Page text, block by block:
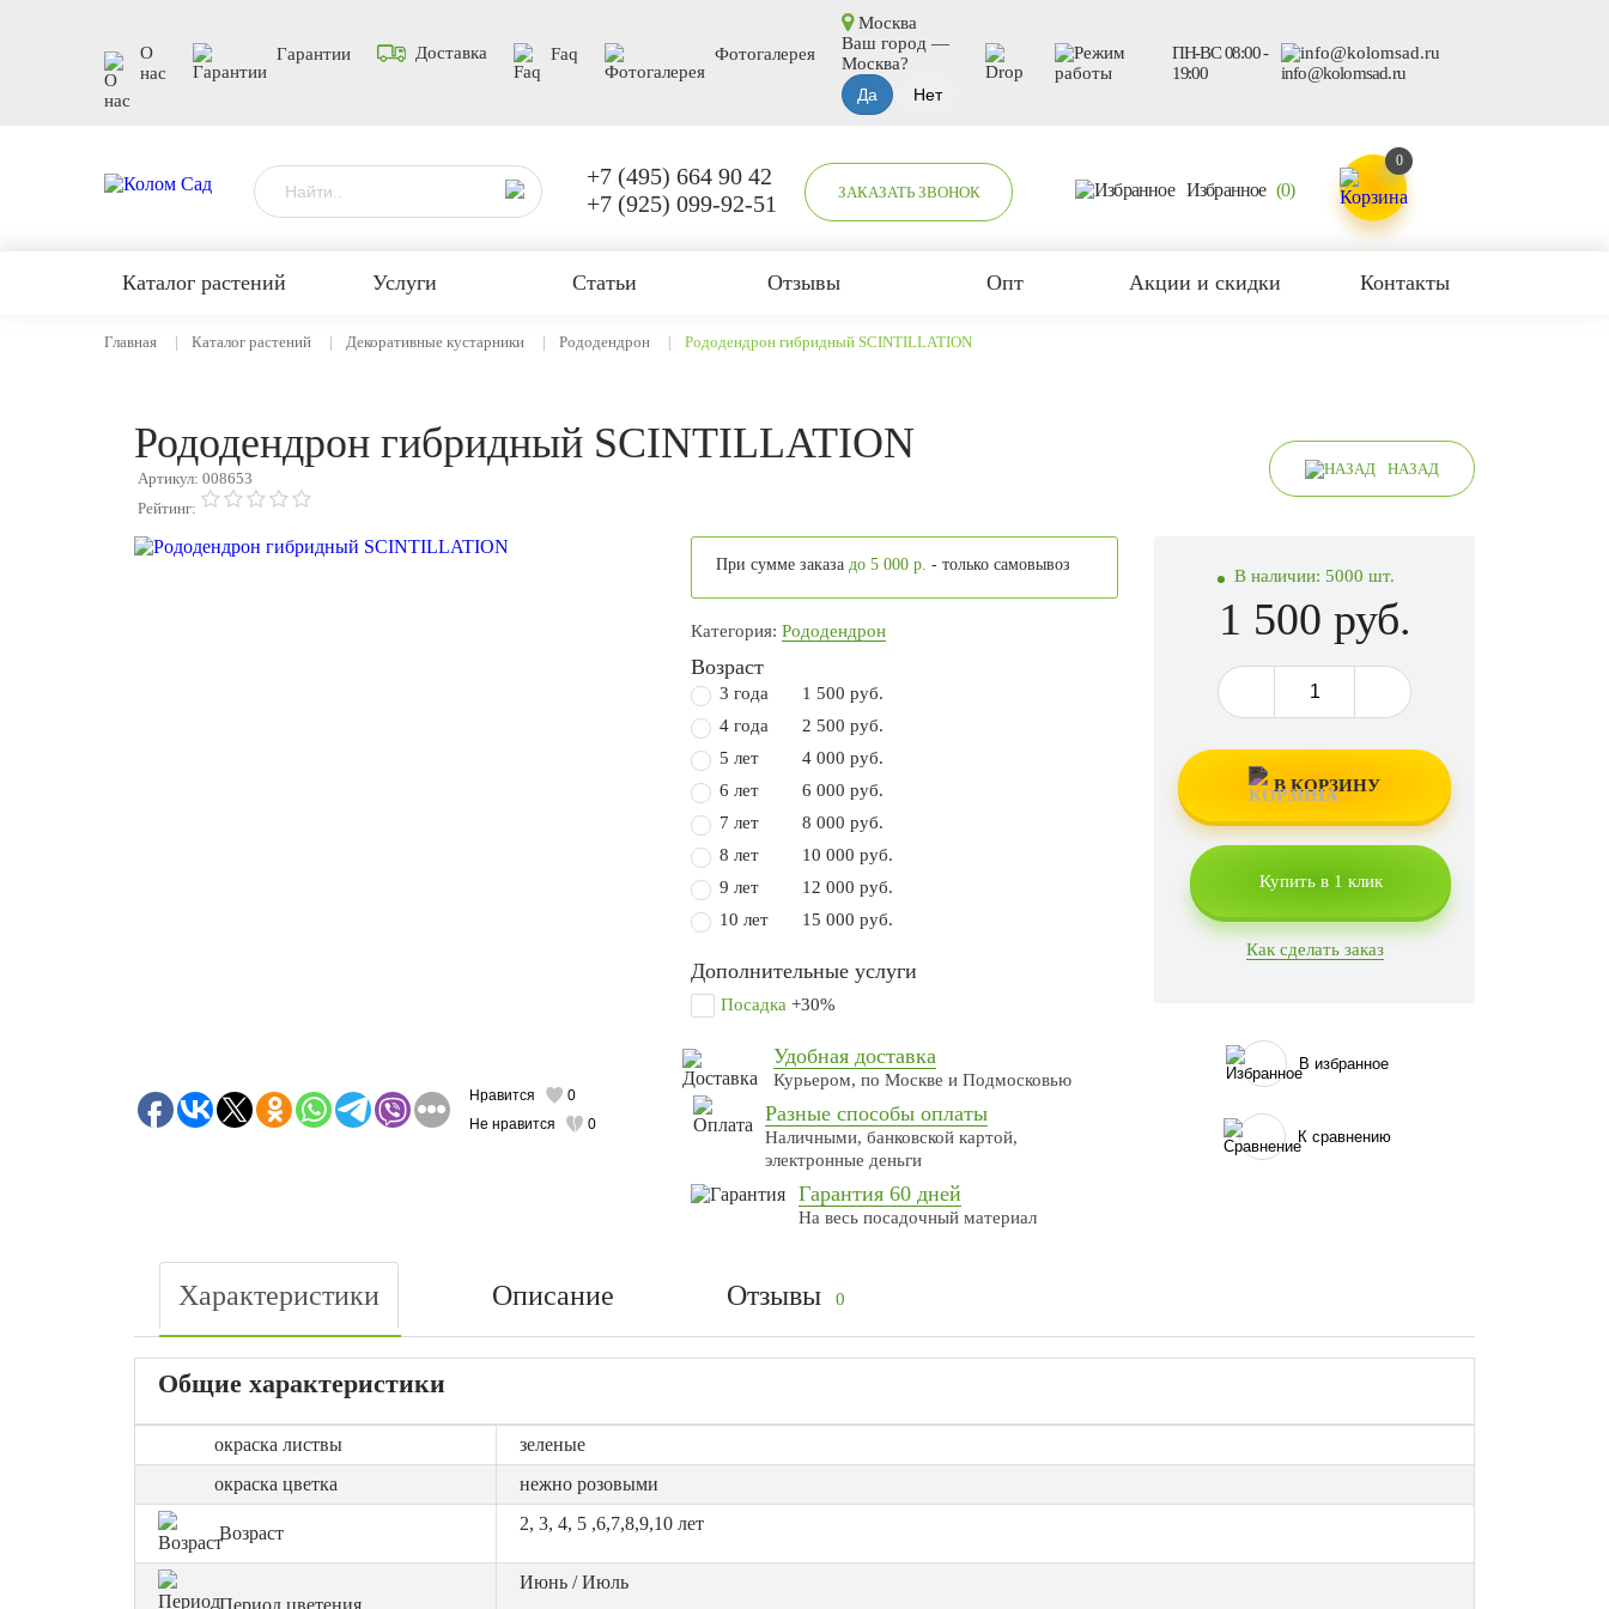
О
нас
Гарантии Доставка Faq Фотогалерея
Москва
Ваш город —
Москва?
ПН-ВС 08:00 -
19:00
info@kolomsad.ru
+7 (495) 664 90 42
+7 (925) 099-92-51
ЗАКАЗАТЬ ЗВОНОК Избранное (0)
0
Каталог растений Услуги Статьи Отзывы Опт Акции и скидки Контакты
Главная Каталог растений Декоративные кустарники Рододендрон Рододендрон гибридный SCINTILLATION
Рододендрон гибридный SCINTILLATION
Артикул: 008653
Рейтинг:
НАЗАД
Нравится
0
Не нравится
0
При сумме заказадо 5 000 р. - только самовывоз
Категория:Рододендрон
Возраст
3 года
1 500 руб.
4 года
2 500 руб.
5 лет
4 000 руб.
6 лет
6 000 руб.
7 лет
8 000 руб.
8 лет
10 000 руб.
9 лет
12 000 руб.
10 лет
15 000 руб.
Дополнительные услуги
Посадка +30%
Удобная доставка
Курьером, по Москве и Подмосковью
Разные способы оплаты
Наличными, банковской картой,
электронные деньги
Гарантия 60 дней
На весь посадочный материал
В наличии: 5000 шт.
1 500 руб.
В КОРЗИНУ
Купить в 1 клик
Как сделать заказ
В избранное
К сравнению
Характеристики Описание Отзывы 0
Общие характеристики
окраска листвы
зеленые
окраска цветка
нежно розовыми
Возраст 2, 3, 4, 5 ,6,7,8,9,10 лет
Период цветения
Июнь / Июль